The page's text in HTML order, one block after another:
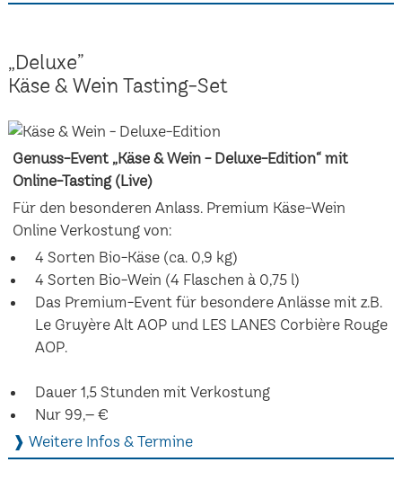
„Deluxe”
Käse & Wein Tasting-Set
Genuss-Event „Käse & Wein - Deluxe-Edition“ mit
Online-Tasting (Live)
Für den besonderen Anlass. Premium Käse-Wein
Online Verkostung von:
4 Sorten Bio-Käse (ca. 0,9 kg)
4 Sorten Bio-Wein (4 Flaschen à 0,75 l)
Das Premium-Event für besondere Anlässe mit z.B.
Le Gruyère Alt AOP und LES LANES Corbière Rouge
AOP.
Dauer 1,5 Stunden mit Verkostung
Nur 99,– €
❱ Weitere Infos & Termine